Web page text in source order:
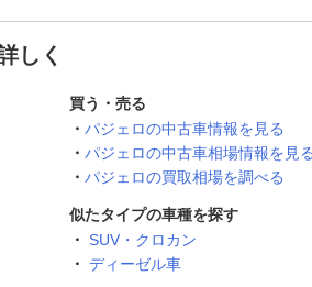
しく
買う・売る
パジェロの中古車情報を見る
パジェロの中古車相場情報を見る
パジェロの買取相場を調べる
似たタイプの車種を探す
SUV・クロカン
ディーゼル車